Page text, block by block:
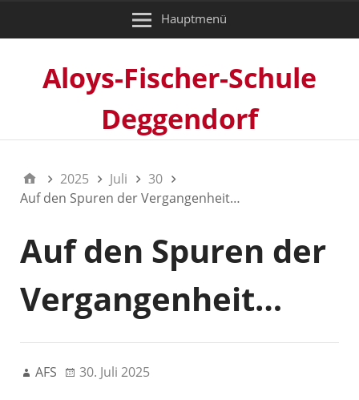
Hauptmenü
Aloys-Fischer-Schule
Deggendorf
2025 Juli
30
Auf den Spuren der Vergangenheit…
Auf den Spuren der
Vergangenheit…
AFS 30. Juli 2025